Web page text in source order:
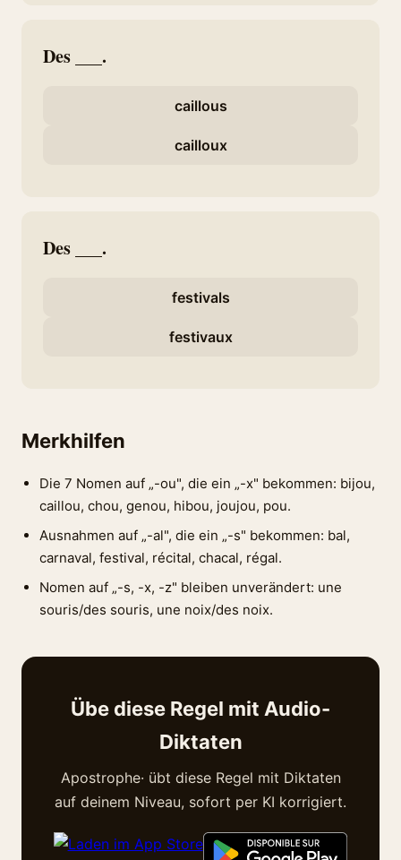
Des ___.
caillous
cailloux
Des ___.
festivals
festivaux
Merkhilfen
Die 7 Nomen auf „-ou", die ein „-x" bekommen: bijou,
caillou, chou, genou, hibou, joujou, pou.
Ausnahmen auf „-al", die ein „-s" bekommen: bal,
carnaval, festival, récital, chacal, régal.
Nomen auf „-s, -x, -z" bleiben unverändert: une
souris/des souris, une noix/des noix.
Übe diese Regel mit Audio-
Diktaten
Apostrophe· übt diese Regel mit Diktaten
auf deinem Niveau, sofort per KI korrigiert.